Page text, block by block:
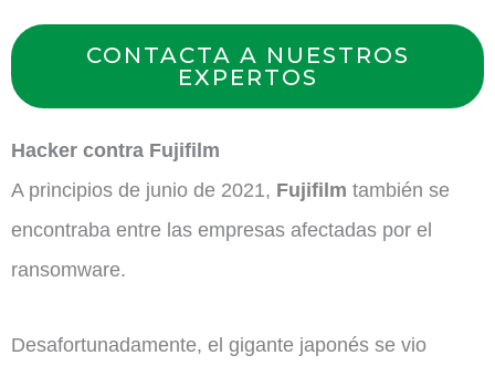
CONTACTA A NUESTROS
EXPERTOS
Hacker contra Fujifilm
A principios de junio de 2021, Fujifilm también se
encontraba entre las empresas afectadas por el
ransomware.
Desafortunadamente, el gigante japonés se vio